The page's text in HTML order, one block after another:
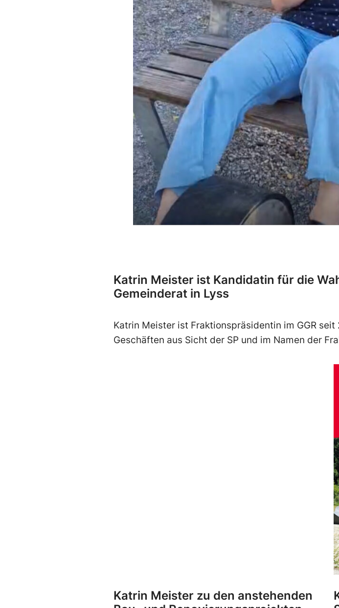
Katrin Meister ist Kandidatin für die
Gemeinderat in Lyss
Katrin Meister ist Fraktionspräsidentin im GGR
Geschäften aus Sicht der SP und im Namen der
Katrin Meister zu den anstehenden